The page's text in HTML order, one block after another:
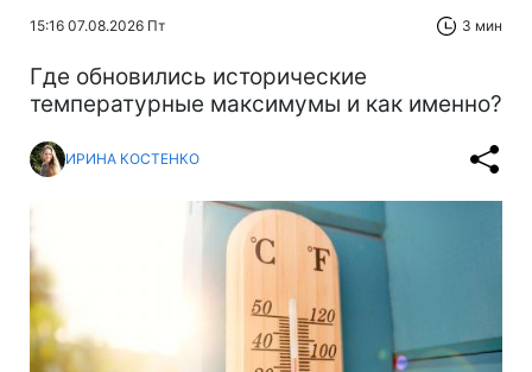
15:16 07.08.2026 Пт 3 мин
Где обновились исторические
температурные максимумы и как именно?
ИРИНА КОСТЕНКО